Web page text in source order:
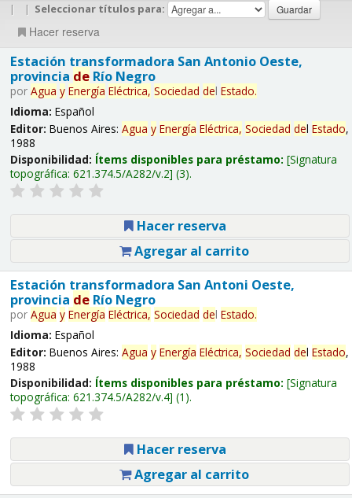
| | Seleccionar títulos para:
Hacer reserva
Estación transformadora San Antonio Oeste,
provincia deRío Negro
por Agua y Energía Eléctrica, Sociedad del Estado.
Idioma: Español
Editor: Buenos Aires: Agua y Energía Eléctrica, Sociedad del Estado,
1988
Disponibilidad: Ítems disponibles para préstamo: Signatura
topográfica: 621.374.5/A282/v.2 (3).
Hacer reserva
Agregar al carrito
Estación transformadora San Antoni Oeste,
provincia deRío Negro
por Agua y Energía Eléctrica, Sociedad del Estado.
Idioma: Español
Editor: Buenos Aires: Agua y Energía Eléctrica, Sociedad del Estado,
1988
Disponibilidad: Ítems disponibles para préstamo: Signatura
topográfica: 621.374.5/A282/v.4 (1).
Hacer reserva
Agregar al carrito